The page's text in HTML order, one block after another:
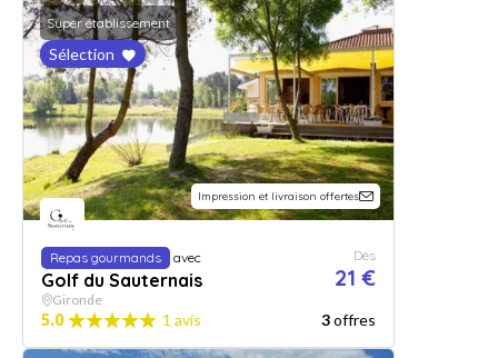
Super établissement
Sélection
Impression et livraison offertes
Repas gourmands avec
Golf du Sauternais
Dès
21 €
Gironde
5.0 1 avis 3offres